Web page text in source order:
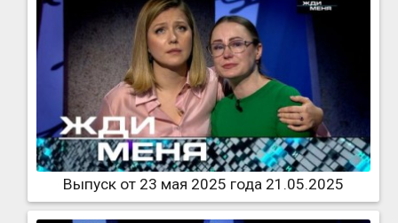
Выпуск от 23 мая 2025 года 21.05.2025